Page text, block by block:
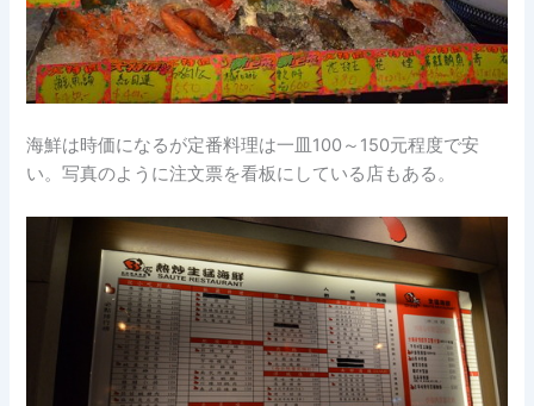
海鮮は時価になるが定番料理は一皿100～150元程度で安
い。写真のように注文票を看板にしている店もある。